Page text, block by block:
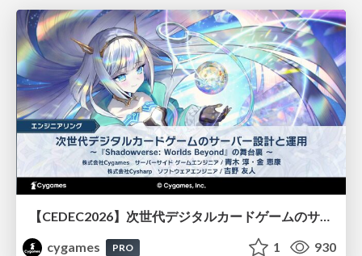
【CEDEC2026】次世代デジタルカードゲームのサーバー設計と運用 〜『Shadowverse: Worlds Beyond』の舞台裏～
cygames
PRO 1 930